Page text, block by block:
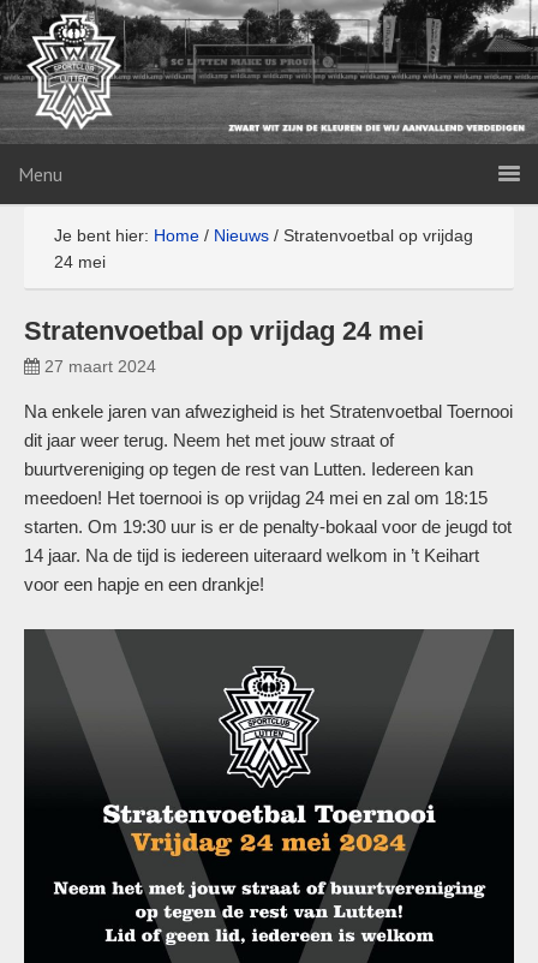
Menu
Je bent hier: Home / Nieuws / Stratenvoetbal op vrijdag
24 mei
Stratenvoetbal op vrijdag 24 mei
27 maart 2024
Na enkele jaren van afwezigheid is het Stratenvoetbal Toernooi
dit jaar weer terug. Neem het met jouw straat of
buurtvereniging op tegen de rest van Lutten. Iedereen kan
meedoen! Het toernooi is op vrijdag 24 mei en zal om 18:15
starten. Om 19:30 uur is er de penalty-bokaal voor de jeugd tot
14 jaar. Na de tijd is iedereen uiteraard welkom in ’t Keihart
voor een hapje en een drankje!